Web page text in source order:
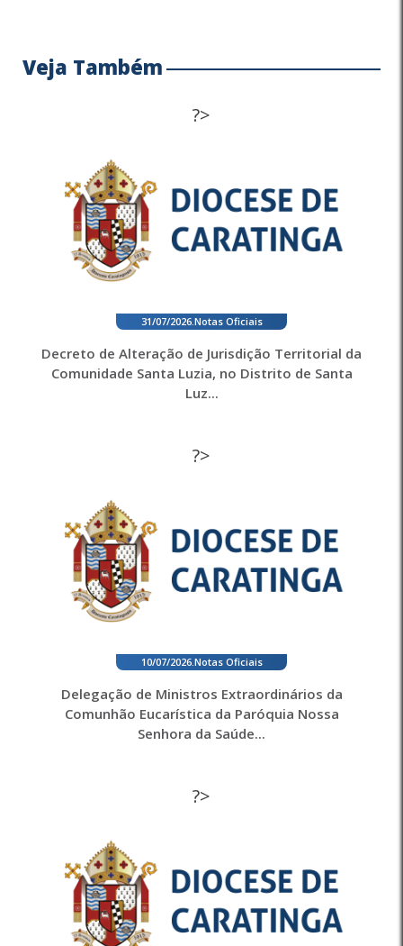
Veja Também
?>
31/07/2026. Notas Oficiais
Decreto de Alteração de Jurisdição Territorial da
Comunidade Santa Luzia, no Distrito de Santa
Luz...
?>
10/07/2026. Notas Oficiais
Delegação de Ministros Extraordinários da
Comunhão Eucarística da Paróquia Nossa
Senhora da Saúde...
?>